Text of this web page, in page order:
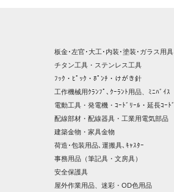
板金･左官･大工･内装･塗装･ガラス用具
チタン工具・ステンレス工具
ﾌｯｸ・ﾋﾟｯｸ・ﾎﾟﾝﾁ・けがき針
工作機械用ｸﾗﾝﾌﾟ､ｸｰﾗﾝﾄ用品、ﾐﾆﾊﾞｲｽ
電動工具・発電機・ｺｰﾄﾞﾘｰﾙ・延長ｺｰﾄﾞ
配線部材・配線器具・工業用電気部品
建築金物・家具金物
荷造･包装用品､運搬具､ｷｬｽﾀｰ
事務用品（筆記具・文房具）
安全保護具
屋外作業用品、迷彩・OD色用品